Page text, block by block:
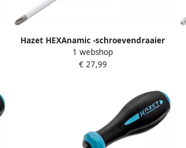
Hazet HEXAnamic -schroevendraaier
802-PH3 · Kruiskop profiel PH · SW PH3
1 webshop
€ 27,99